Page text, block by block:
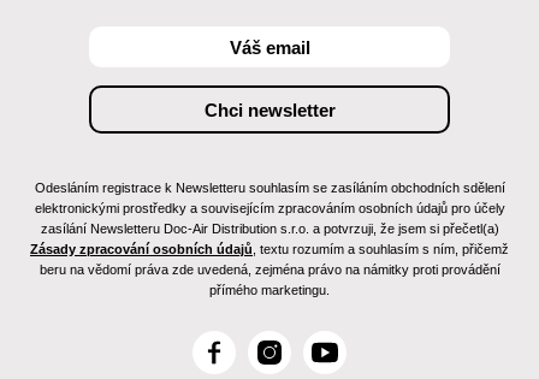
Odesláním registrace k Newsletteru souhlasím se zasíláním obchodních sdělení
elektronickými prostředky a souvisejícím zpracováním osobních údajů pro účely
zasílání Newsletteru Doc-Air Distribution s.r.o. a potvrzuji, že jsem si přečetl(a)
Zásady zpracování osobních údajů , textu rozumím a souhlasím s ním, přičemž
beru na vědomí práva zde uvedená, zejména právo na námitky proti provádění
přímého marketingu.
F
I
Y